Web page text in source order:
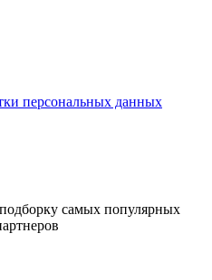
персональных данных
самых популярных